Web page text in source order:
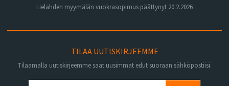
Lielahden myymälän vuokrasopimus päättynyt 20.2.2026
TILAA UUTISKIRJEEMME
Tilaamalla uutiskirjeemme saat uusimmat edut suoraan sähköpostiisi.